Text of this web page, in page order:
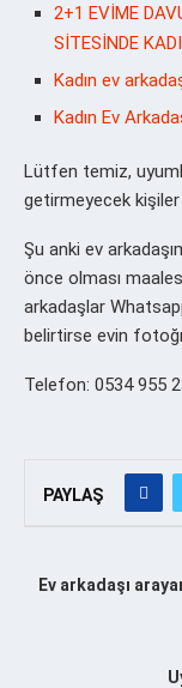
2+1 EVİME
SİTESİNDE
Kadın ev
Kadın Ev
Lütfen temiz,
getirmeyecek
Şu anki ev
önce olması
arkadaşlar
belirtirse evin
Telefon: 0534 955
PAYLAŞ
Ev arkadaşı